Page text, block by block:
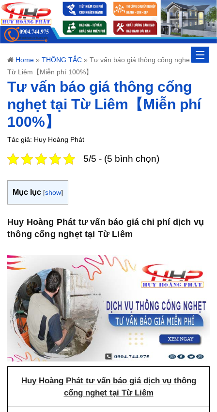
Toggle
Home » THÔNG TẮC » Tư vấn báo giá thông cống nghẹt tại
Từ Liêm【Miễn phí 100%】
Tư vấn báo giá thông cống
nghẹt tại Từ Liêm【Miễn phí
100%】
Tác giả: Huy Hoàng Phát
5/5 - (5 bình chọn)
Mục lục [show]
Huy Hoàng Phát tư vấn báo giá chi phí dịch vụ
thông cống nghẹt tại Từ Liêm
Huy Hoàng Phát tư vấn báo giá dịch vụ thông
cống nghẹt tại Từ Liêm